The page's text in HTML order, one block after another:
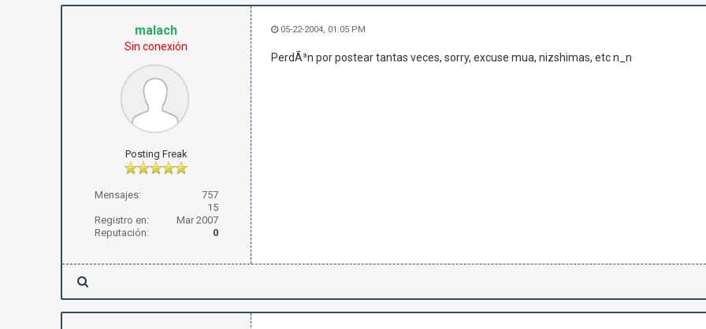
malach
Sin conexión
Posting Freak
Mensajes:
757
15
Registro en:
Mar 2007
Reputación:
0
05-22-2004, 01:05 PM
PerdÃ³n por postear tantas veces, sorry, excuse mua, nizshimas, etc n_n